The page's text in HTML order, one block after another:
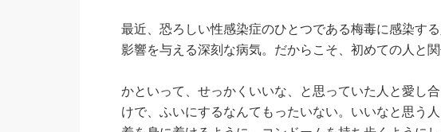
最近、恐ろしい性感染症のひとつである梅毒に感染す
影響を与える深刻な病気。だからこそ、初めての人と
かといって、せっかくいいな、と思っていた人と愛し
けで、ふいにするなんてもったいない。いいなと思う